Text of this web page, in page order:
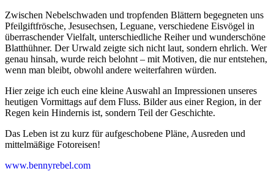
Zwischen Nebelschwaden und tropfenden Blättern begegneten uns
Pfeilgiftfrösche, Jesusechsen, Leguane, verschiedene Eisvögel in
überraschender Vielfalt, unterschiedliche Reiher und wunderschöne
Blatthühner. Der Urwald zeigte sich nicht laut, sondern ehrlich. Wer
genau hinsah, wurde reich belohnt – mit Motiven, die nur entstehen,
wenn man bleibt, obwohl andere weiterfahren würden.
Hier zeige ich euch eine kleine Auswahl an Impressionen unseres
heutigen Vormittags auf dem Fluss. Bilder aus einer Region, in der
Regen kein Hindernis ist, sondern Teil der Geschichte.
Das Leben ist zu kurz für aufgeschobene Pläne, Ausreden und
mittelmäßige Fotoreisen!
www.bennyrebel.com